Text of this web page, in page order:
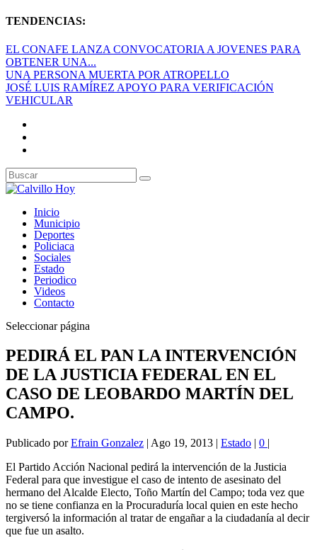
TENDENCIAS:
EL CONAFE LANZA CONVOCATORIA A JOVENES PARA
OBTENER UNA...
UNA PERSONA MUERTA POR ATROPELLO
JOSÉ LUIS RAMÍREZ APOYO PARA VERIFICACIÓN
VEHICULAR
Inicio
Municipio
Deportes
Policiaca
Sociales
Estado
Periodico
Videos
Contacto
Seleccionar página
PEDIRÁ EL PAN LA INTERVENCIÓN
DE LA JUSTICIA FEDERAL EN EL
CASO DE LEOBARDO MARTÍN DEL
CAMPO.
Publicado porEfrain Gonzalez | Ago 19, 2013 | Estado | 0 |
El Partido Acción Nacional pedirá la intervención de la Justicia
Federal para que investigue el caso de intento de asesinato del
hermano del Alcalde Electo, Toño Martín del Campo; toda vez que
no se tiene confianza en la Procuraduría local quien en este hecho
tergiversó la información al tratar de engañar a la ciudadanía al decir
que fue un asalto.